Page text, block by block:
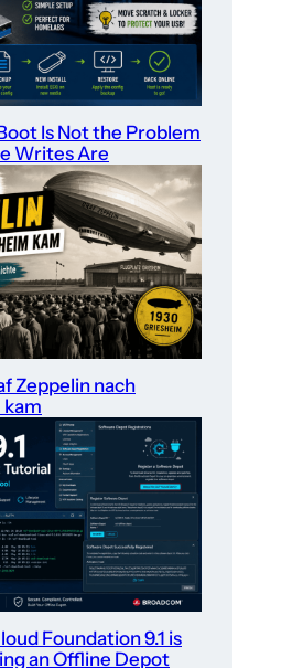
Is Not the Problem
Writes Are
Zeppelin nach
kam
Foundation 9.1 is
an Offline Depot